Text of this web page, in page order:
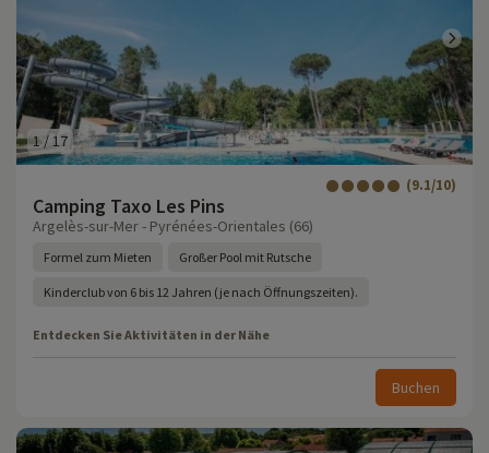
1/17
Camping Taxo Les Pins
(9.1/10)
Argelès-sur-Mer - Pyrénées-Orientales (66)
Formel zum Mieten Großer Pool mit Rutsche
Kinderclub von 6 bis 12 Jahren (je nach Öffnungszeiten).
Entdecken Sie Aktivitäten in der Nähe
Buchen